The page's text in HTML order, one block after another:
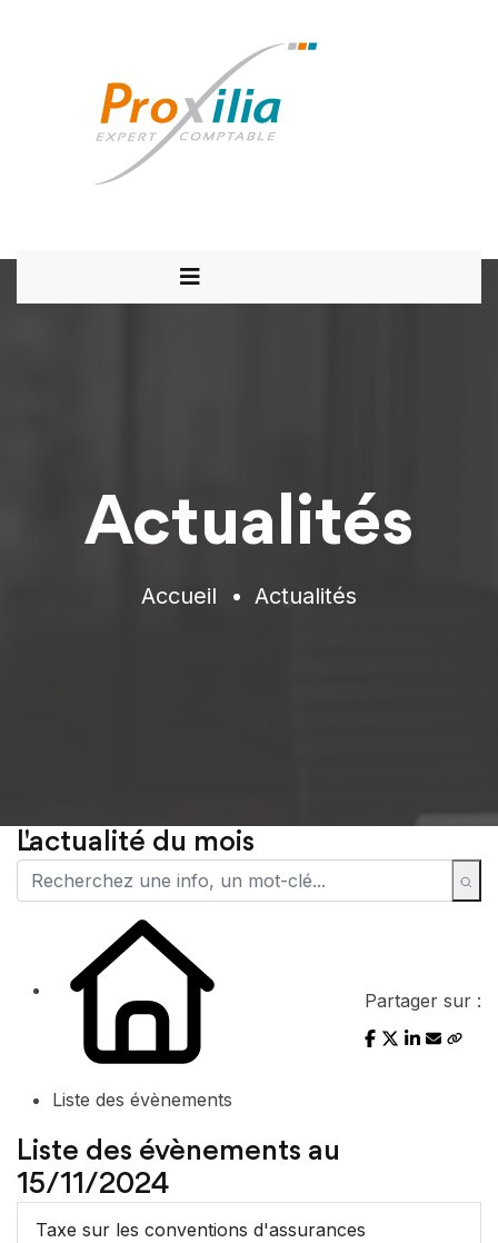
Actualités
Accueil Actualités
L'actualité du mois
Liste des évènements
Partager sur :
Liste des évènements au
15/11/2024
Taxe sur les conventions d'assurances